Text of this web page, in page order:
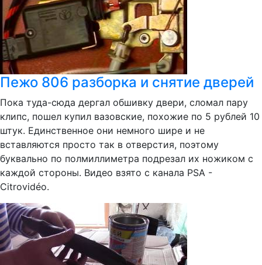
Пежо 806 разборка и снятие дверей
Пока туда-сюда дергал обшивку двери, сломал пару
клипс, пошел купил вазовские, похожие по 5 рублей 10
штук. Единственное они немного шире и не
вставляются просто так в отверстия, поэтому
буквально по полмиллиметра подрезал их ножиком с
каждой стороны. Видео взято с канала PSA -
Citrovidéo.